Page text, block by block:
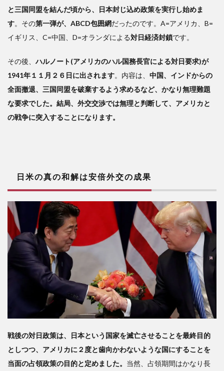
と三国同盟を結んだ頃から、日本封じ込め政策を実行し始めま
す。その第一弾が、ABCD包囲網だったのです。A=アメリカ、B=
イギリス、C=中国、D=オランダによる対日経済封鎖です。
その後、ハルノート(アメリカのハル国務長官による対日要求)が
1941年１１月２６日に出されます。内容は、 中国、インドからの
全面撤退、三国同盟を破棄するよう求めるなど、かなり無理難題
な要求でした。結局、外交交渉では無理と判断して、アメリカと
の戦争に突入することになります。
日米の真の和解は安倍外交の成果
戦後の対日政策は、日本という国家を滅亡させることを最終目的
としつつ、アメリカに２度と歯向かわないような国にすることを
当面の占領政策の目的と定めました。 当然、占領期間はかなり長